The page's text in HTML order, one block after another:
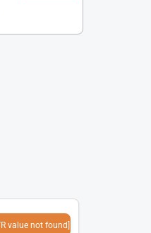
value not found]